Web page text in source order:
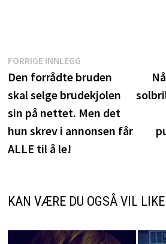
Innleggsnavigasjon
FORRIGE INNLEGGForrige
innlegg:
Den forrådte bruden
skal selge brudekjolen
sin på nettet. Men det
hun skrev i annonsen får
ALLE til å le!
KAN VÆRE DU OGSÅ VIL LIKE